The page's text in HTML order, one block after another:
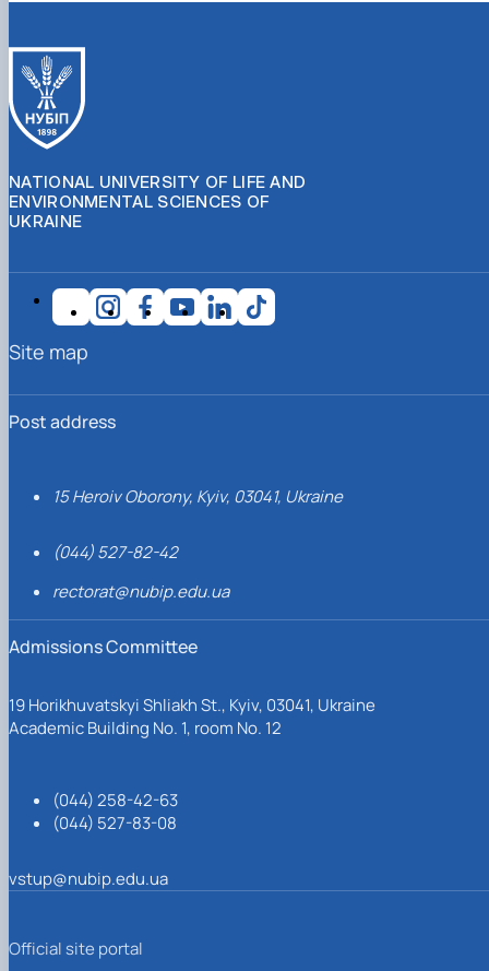
NATIONAL UNIVERSITY OF LIFE AND
ENVIRONMENTAL SCIENCES OF
UKRAINE
Post address
15 Heroiv Oborony, Kyiv, 03041, Ukraine
(044) 527-82-42
rectorat@nubip.edu.ua
Admissions Committee
19 Horikhuvatskyi Shliakh St., Kyiv, 03041, Ukraine
Academic Building No. 1, room No. 12
(044) 258-42-63
(044) 527-83-08
vstup@nubip.edu.ua
Site map
Official site portal